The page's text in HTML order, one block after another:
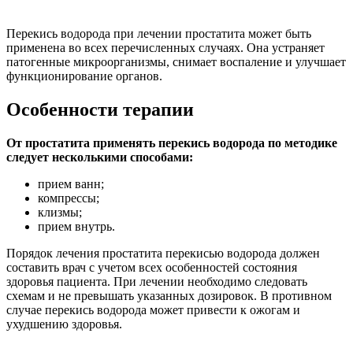
Перекись водорода при лечении простатита может быть
применена во всех перечисленных случаях. Она устраняет
патогенные микроорганизмы, снимает воспаление и улучшает
функционирование органов.
Особенности терапии
От простатита применять перекись водорода по методике
следует несколькими способами:
прием ванн;
компрессы;
клизмы;
прием внутрь.
Порядок лечения простатита перекисью водорода должен
составить врач с учетом всех особенностей состояния
здоровья пациента. При лечении необходимо следовать
схемам и не превышать указанных дозировок. В противном
случае перекись водорода может привести к ожогам и
ухудшению здоровья.